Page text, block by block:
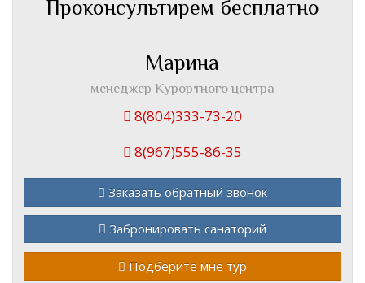
Проконсультирем бесплатно
Марина
менеджер Курортного центра
8(804)333-73-20
8(967)555-86-35
Заказать обратный звонок
Забронировать санаторий
Подберите мне тур